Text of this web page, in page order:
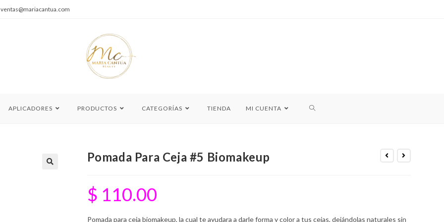
ventas@mariacantua.com
APLICADORES PRODUCTOS CATEGORÍAS TIENDA MI CUENTA
Pomada Para Ceja #5 Biomakeup
$ 110.00
Pomada para ceja biomakeup, la cual te ayudara a darle forma y color a tus cejas, dejándolas naturales sin